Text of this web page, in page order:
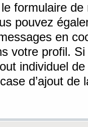
formulaire de
pouvez
en
votre profil.
individuel
d’ajout